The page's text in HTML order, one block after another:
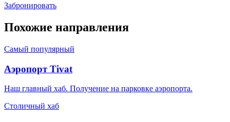
Забронировать
Похожие направления
Самый популярный
Аэропорт Tivat
Наш главный хаб. Получение на парковке аэропорта.
Столичный хаб